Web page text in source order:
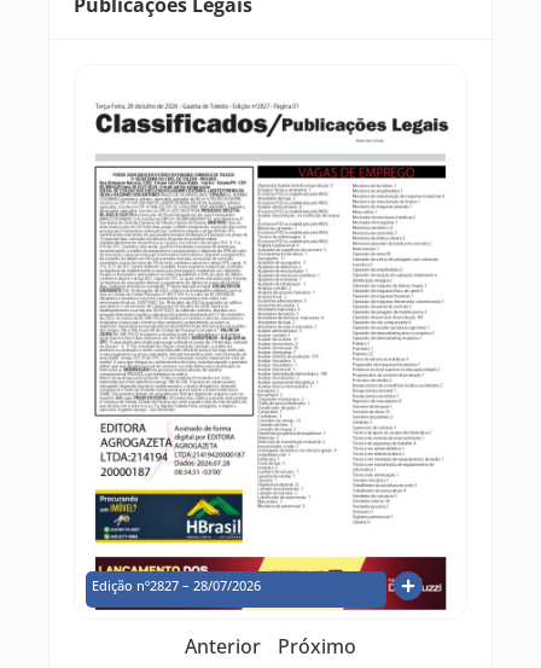
Edição nº2827 – 28/07/2026
Anterior Próximo